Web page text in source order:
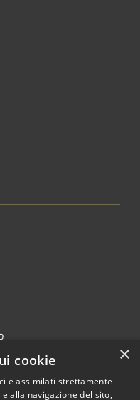
×
cookie
e assimilati strettamente
alla navigazione del sito,